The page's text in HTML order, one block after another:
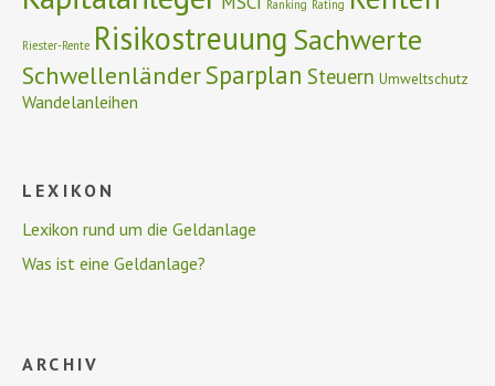
Ranking Rating
Riester-Rente Risikostreuung Sachwerte
SchwellenländerSparplan Steuern Umweltschutz
Wandelanleihen
LEXIKON
Lexikon rund um die Geldanlage
Was ist eine Geldanlage?
ARCHIV